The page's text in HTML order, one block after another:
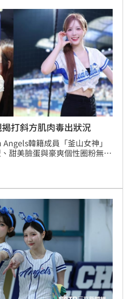
打斜方肌肉毒出狀況
韓籍成員「釜山女神」
甜美臉蛋與豪爽個性圈粉無
透露，近期應援時經常無法長
慎評估。